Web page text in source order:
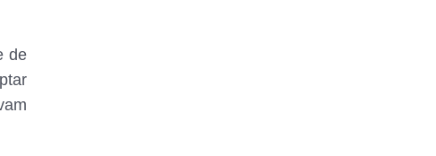
de